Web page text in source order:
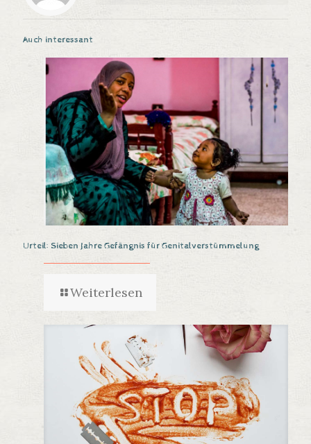
Auch interessant
Urteil: Sieben Jahre Gefängnis für Genitalverstümmelung
Weiterlesen